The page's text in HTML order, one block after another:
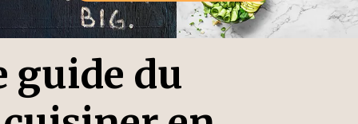
guide du